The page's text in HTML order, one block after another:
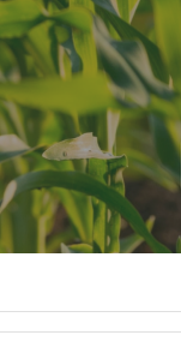
1
0/150 XP
오늘의 XP
0 / 800
적립 XP
0
차에 관한
어떤 방식
약관은
한다.
를 이용하
. 데이콘주
보호 등에
수합니다.
공유(‘위탁
’와 관련한
홍보 목적
할 수 있습